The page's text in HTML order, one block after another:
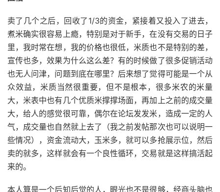
卖了几个之后，回收了1/3的资金，紧接着又投入了进去，
煮米确实很容易上瘾，特别是对于新手，在没有交易的日子
里，我时常在想，我的价格也很低，米质也不是特别的差，
宣传也多，效果为什么这么差？有的时候做了很多促销活动
也无人问津，问题到底在哪里？后来想了觉得可能是一个从
众效益，米质当然很重要，但不是根本，很多米农的米量
大，米表中也有几个优质米撑撑场面，再加上之前的成交量
大，给人的感觉很可靠，偶尔在论坛发发米，造成一定的人
气，成交量也自然就上去了（我之前发帖那次也可以说明一
些情况），资金流动大，玉米多，就可以多抢展示位，然后
卖的就多，这样就会有一个良性循环，交易就是这样搞活起
来的。
本人算是一个后知后觉的人，眼光也不是很够，经商头脑也